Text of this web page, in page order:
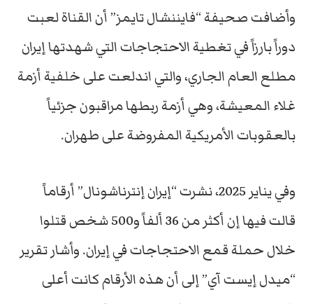
وأضافت صحيفة “فايننشال تايمز” أن القناة لعبت
دوراً بارزاً في تغطية الاحتجاجات التي شهدتها إيران
مطلع العام الجاري، والتي اندلعت على خلفية أزمة
غلاء المعيشة، وهي أزمة ربطها مراقبون جزئياً
بالعقوبات الأمريكية المفروضة على طهران.
وفي يناير 2025، نشرت “إيران إنترناشونال” أرقاماً
قالت فيها إن أكثر من 36 ألفاً و500 شخص قتلوا
خلال حملة قمع الاحتجاجات في إيران. وأشار تقرير
“ميدل إيست آي” إلى أن هذه الأرقام كانت أعلى